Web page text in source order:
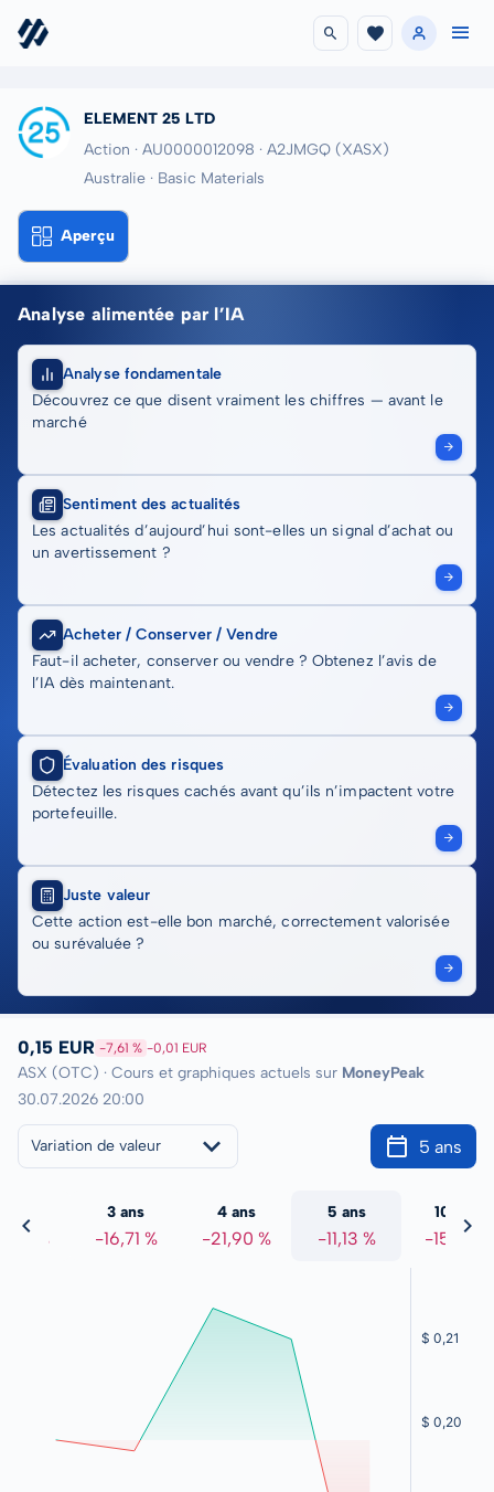
ELEMENT 25 LTD
Action · AU0000012098 · A2JMGQ (XASX)
Australie · Basic Materials
Aperçu
Analyse alimentée par l’IA
Analyse fondamentale
Découvrez ce que disent vraiment les chiffres — avant le
marché
Sentiment des actualités
Les actualités d’aujourd’hui sont-elles un signal d’achat ou
un avertissement ?
Acheter / Conserver / Vendre
Faut-il acheter, conserver ou vendre ? Obtenez l’avis de
l’IA dès maintenant.
Évaluation des risques
Détectez les risques cachés avant qu’ils n’impactent votre
portefeuille.
Juste valeur
Cette action est-elle bon marché, correctement valorisée
ou surévaluée ?
0,15 EUR -7,61 % -0,01 EUR
ASX (OTC) · Cours et graphiques actuels sur MoneyPeak
30.07.2026 20:00
Variation de valeur 5 ans
%
3 ans
-16,71 %
4 ans
-21,90 %
5 ans
-11,13 %
10 ans
-15,21 %